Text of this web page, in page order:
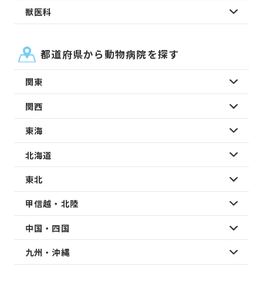
獣医科
都道府県から動物病院を探す
関東
関西
東海
北海道
東北
甲信越・北陸
中国・四国
九州・沖縄